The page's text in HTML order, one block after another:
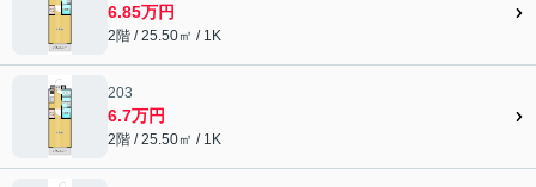
6.85万円
2階 / 25.50㎡ / 1K
203
6.7万円
2階 / 25.50㎡ / 1K